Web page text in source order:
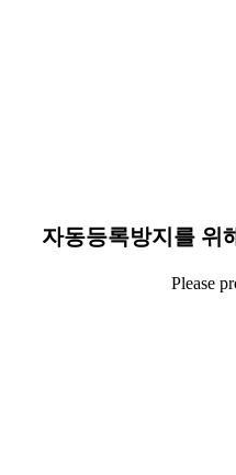
자동등록방지를 위
Please